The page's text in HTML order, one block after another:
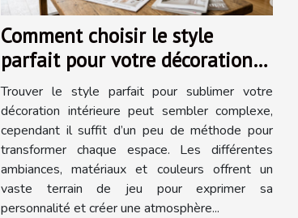
Comment choisir le style
parfait pour votre décoration
intérieure ?
Trouver le style parfait pour sublimer votre
décoration intérieure peut sembler complexe,
cependant il suffit d’un peu de méthode pour
transformer chaque espace. Les différentes
ambiances, matériaux et couleurs offrent un
vaste terrain de jeu pour exprimer sa
personnalité et créer une atmosphère...